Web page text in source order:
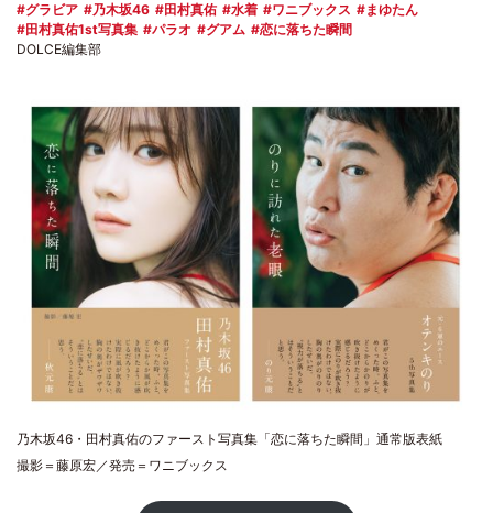
グラビア 乃木坂46 田村真佑 水着 ワニブックス
まゆたん
田村真佑1st写真集
パラオ グアム
恋に落ちた瞬間
DOLCE編集部
乃木坂46・田村真佑のファースト写真集「恋に落ちた瞬間」通常版表紙
撮影＝藤原宏／発売＝ワニブックス